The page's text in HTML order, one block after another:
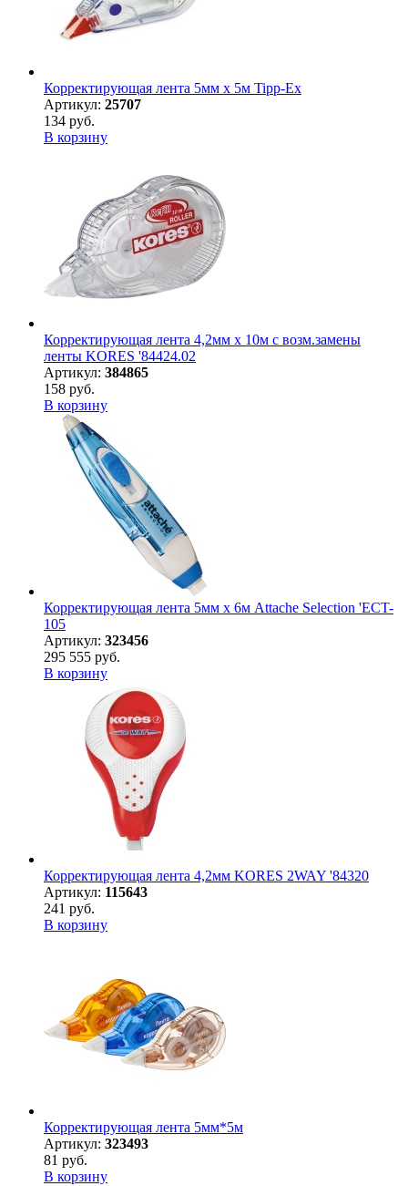
Корректирующая лента 5мм х 5м Tipp-Ex
Артикул: 25707
134 руб.
В корзину
Корректирующая лента 4,2мм х 10м с возм.замены
ленты KORES '84424.02
Артикул: 384865
158 руб.
В корзину
Корректирующая лента 5мм х 6м Attache Selection 'ECT-
105
Артикул: 323456
295 555 руб.
В корзину
Корректирующая лента 4,2мм KORES 2WAY '84320
Артикул: 115643
241 руб.
В корзину
Корректирующая лента 5мм*5м
Артикул: 323493
81 руб.
В корзину